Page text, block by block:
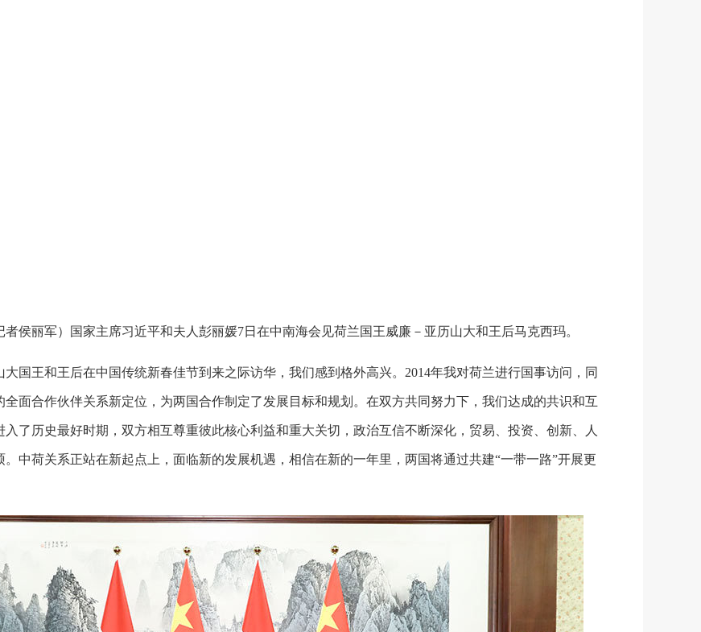
丽军）国家主席习近平和夫人彭丽媛7日在中南海会见荷兰国王威廉－亚历山大和王后马克西玛。
王和王后在中国传统新春佳节到来之际访华，我们感到格外高兴。2014年我对荷兰进行国事访问，同
面合作伙伴关系新定位，为两国合作制定了发展目标和规划。在双方共同努力下，我们达成的共识和互
了历史最好时期，双方相互尊重彼此核心利益和重大关切，政治互信不断深化，贸易、投资、创新、人
中荷关系正站在新起点上，面临新的发展机遇，相信在新的一年里，两国将通过共建“一带一路”开展更